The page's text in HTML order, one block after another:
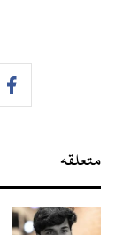
متعلقہ